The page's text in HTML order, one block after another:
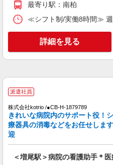
アルバイト パート 派遣社員
【看護助手】
看護助手（ナ
時給1,300円
キープ
職業紹介
株式会社トラストグロース 新宿
病院での看護
最寄り駅：南柏
≪シフト制/実働8時間≫
詳細を見る
派遣社員
株式会社kotrio /●CB-H-1879789
きれいな病院内のサポート役！
療器具の消毒などをお任せしま
迎
＜増尾駅＞病院の看護助手＊